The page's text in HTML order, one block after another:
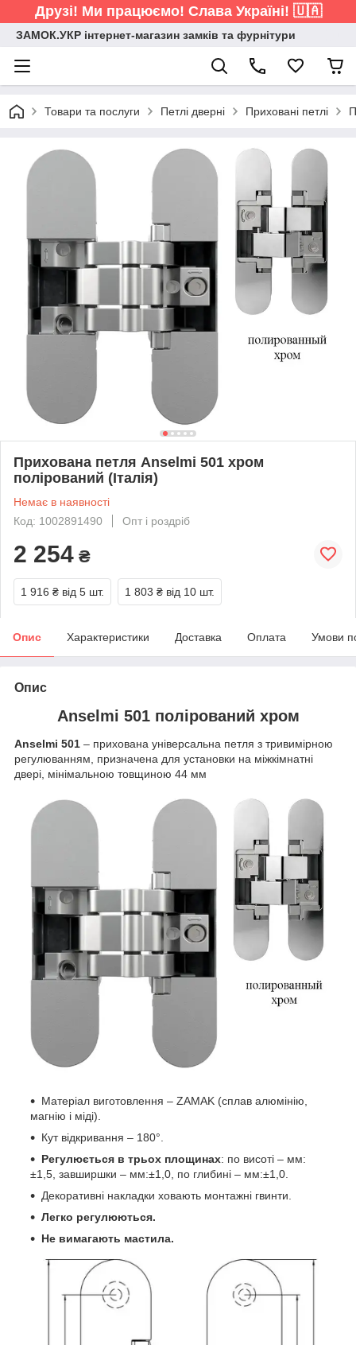
Друзі! Ми працюємо! Слава Україні! 🇺🇦
ЗАМОК.УКР інтернет-магазин замків та фурнітури
Товари та послуги Петлі дверні Приховані петлі
Прихована петля Anselmi 501 хром
полірований (Італія)
Немає в наявності
Код: 1002891490
Опт і роздріб
2 254 ₴
1 916 ₴ від 5 шт. 1 803 ₴ від 10 шт.
Опис Характеристики Доставка Оплата Умови
Опис
Anselmi 501 полірований хром
Anselmi 501 – прихована універсальна петля з тривимірною
регулюванням, призначена для установки на міжкімнатні
двері, мінімальною товщиною 44 мм
Матеріал виготовлення – ZAMAK (сплав алюмінію,
магнію і міді).
Кут відкривання – 180°.
Регулюється в трьох площинах: по висоті – мм:
±1,5, завширшки – мм:±1,0, по глибині – мм:±1,0.
Декоративні накладки ховають монтажні гвинти.
Легко регулюються.
Не вимагають мастила.